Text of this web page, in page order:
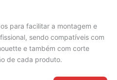
para facilitar a montagem e
sendo compatíveis com
e também com corte
de cada produto.